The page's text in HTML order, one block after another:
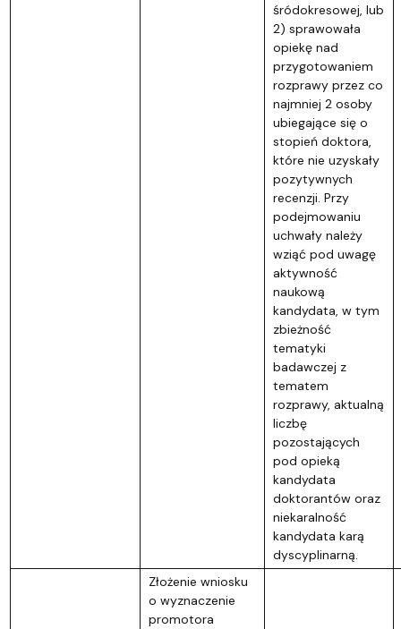
śródokresowej, lub
2) sprawowała
opiekę nad
przygotowaniem
rozprawy przez co
najmniej 2 osoby
ubiegające się o
stopień doktora,
które nie uzyskały
pozytywnych
recenzji. Przy
podejmowaniu
uchwały należy
wziąć pod uwagę
aktywność
naukową
kandydata, w tym
zbieżność
tematyki
badawczej z
tematem
rozprawy, aktualną
liczbę
pozostających
pod opieką
kandydata
doktorantów oraz
niekaralność
kandydata karą
dyscyplinarną.
Złożenie wniosku
o wyznaczenie
promotora